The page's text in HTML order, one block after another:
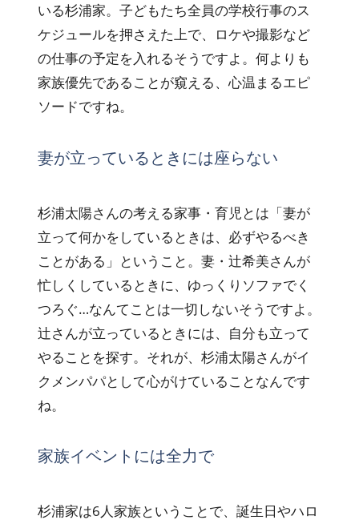
いる杉浦家。子どもたち全員の学校行事のス
ケジュールを押さえた上で、ロケや撮影など
の仕事の予定を入れるそうですよ。何よりも
家族優先であることが窺える、心温まるエピ
ソードですね。
妻が立っているときには座らない
杉浦太陽さんの考える家事・育児とは「妻が
立って何かをしているときは、必ずやるべき
ことがある」ということ。妻・辻希美さんが
忙しくしているときに、ゆっくりソファでく
つろぐ…なんてことは一切しないそうですよ。
辻さんが立っているときには、自分も立って
やることを探す。それが、杉浦太陽さんがイ
クメンパパとして心がけていることなんです
ね。
家族イベントには全力で
杉浦家は6人家族ということで、誕生日やハロ